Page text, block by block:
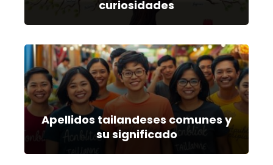
curiosidades
Apellidos tailandeses comunes y
su significado